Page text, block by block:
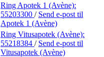
Ring Apotek 1 (Avène):
55203300 / Send e-post til
Apotek 1 (Avène)
Ring Vitusapotek (Avène):
55218384 / Send e-post til
Vitusapotek (Avène)